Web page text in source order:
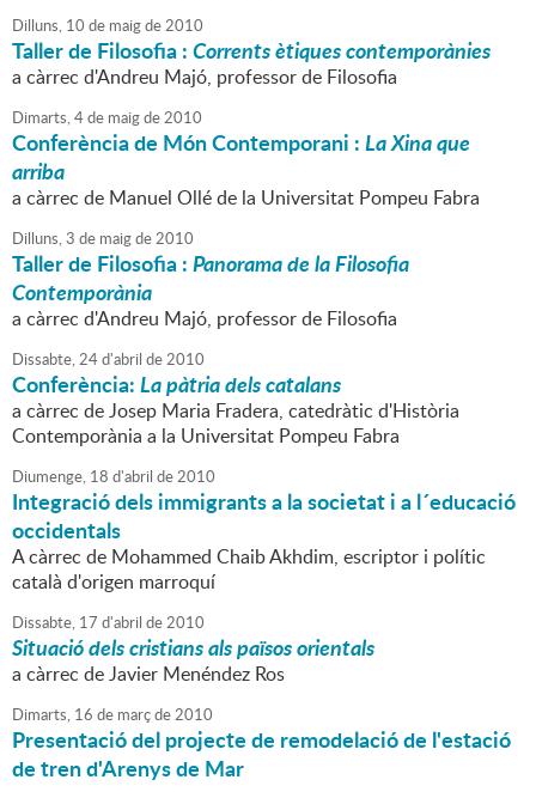
Dilluns, 10 de maigde2010
Taller de Filosofia :Corrents ètiques contemporànies
a càrrec d'Andreu Majó, professor de Filosofia
Dimarts,4de maigde2010
Conferència de Món Contemporani :La Xina que
arriba
a càrrec de Manuel Ollé de la Universitat Pompeu Fabra
Dilluns,3 de maigde2010
Taller de Filosofia :Panorama de la Filosofia
Contemporània
a càrrec d'Andreu Majó, professor de Filosofia
Dissabte,24d'abril de2010
Conferència:La pàtria dels catalans
a càrrec de Josep Maria Fradera, catedràtic d'Història
Contemporània a la Universitat Pompeu Fabra
Diumenge, 18 d'abril de2010
Integració dels immigrants a la societat i a l´educació
occidentals
A càrrec de Mohammed Chaib Akhdim, escriptor i polític
català d'origen marroquí
Dissabte, 17 d'abril de2010
Situació dels cristians als països orientals
a càrrec de Javier Menéndez Ros
Dimarts, 16 de marçde2010
Presentació del projecte de remodelació de l'estació
de tren d'Arenys de Mar